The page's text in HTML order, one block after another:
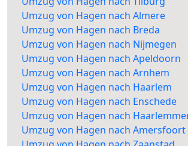
Umzug von Hagen nach Almere
Umzug von Hagen nach Breda
Umzug von Hagen nach Nijmegen
Umzug von Hagen nach Apeldoorn
Umzug von Hagen nach Arnhem
Umzug von Hagen nach Haarlem
Umzug von Hagen nach Enschede
Umzug von Hagen nach
Umzug von Hagen nach Amersfoort